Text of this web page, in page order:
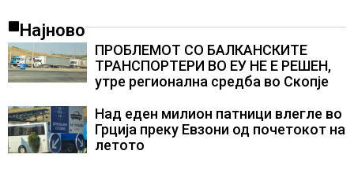
Најново
ПРОБЛЕМОТ СО БАЛКАНСКИТЕ
ТРАНСПОРТЕРИ ВО ЕУ НЕ Е РЕШЕН,
утре регионална средба во Скопје
Над еден милион патници влегле во
Грција преку Евзони од почетокот на
летото